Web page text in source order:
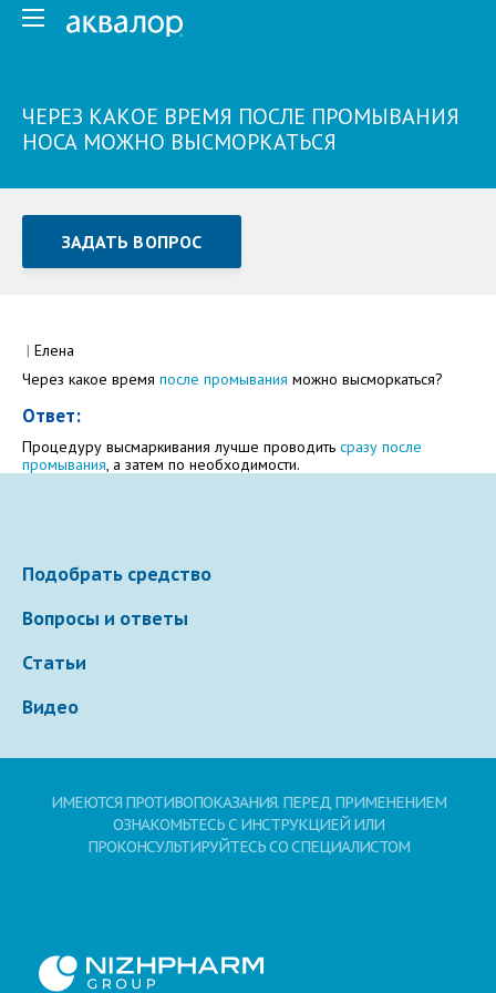
ЧЕРЕЗ КАКОЕ ВРЕМЯ ПОСЛЕ ПРОМЫВАНИЯ
НОСА МОЖНО ВЫСМОРКАТЬСЯ
ЗАДАТЬ ВОПРОС
Как Вас зовут
| Елена
Через какое время после промывания можно высморкаться?
Ответ:
Процедуру высмаркивания лучше проводить сразу после
промывания, а затем по необходимости.
Подобрать средство
Вопросы и ответы
Статьи
Видео
ИМЕЮТСЯ ПРОТИВОПОКАЗАНИЯ. ПЕРЕД ПРИМЕНЕНИЕМ
ОЗНАКОМЬТЕСЬ С ИНСТРУКЦИЕЙ ИЛИ
ПРОКОНСУЛЬТИРУЙТЕСЬ СО СПЕЦИАЛИСТОМ